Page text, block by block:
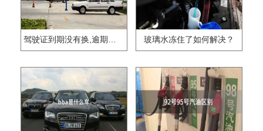
驾驶证到期没有换,逾期怎么办?? 玻璃水冻住了如何解决？